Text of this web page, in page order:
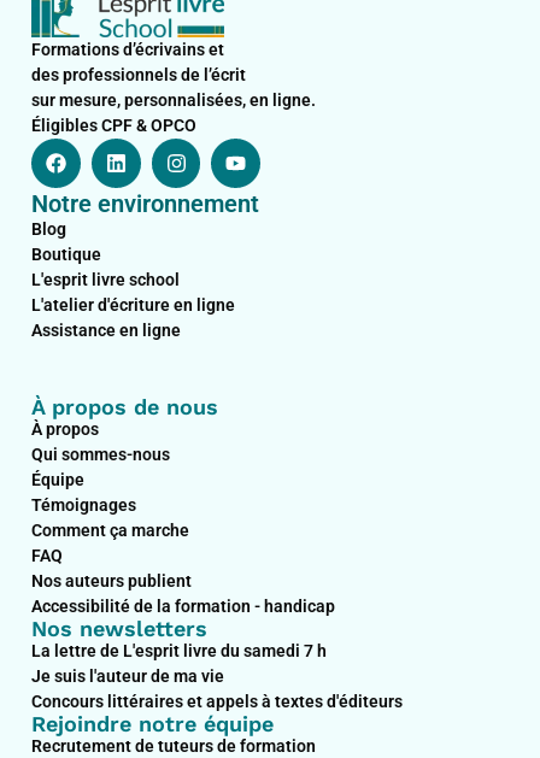
Formations d’écrivains et
des professionnels de l’écrit
sur mesure, personnalisées, en ligne.
Éligibles CPF & OPCO
F
a
c
e
b
o
o
k
L
i
n
k
i
n
I
n
s
t
r
a
m
Y
o
u
t
Notre environnement
Blog
Boutique
L'esprit livre school
L'atelier d'écriture en ligne
Assistance en ligne
À propos de nous
À propos
Qui sommes-nous
Équipe
Témoignages
Comment ça marche
FAQ
Nos auteurs publient
Accessibilité de la formation - handicap
Nos newsletters
La lettre de L'esprit livre du samedi 7 h
Je suis l'auteur de ma vie
Concours littéraires et appels à textes d'éditeurs
Rejoindre notre équipe
Recrutement de tuteurs de formation